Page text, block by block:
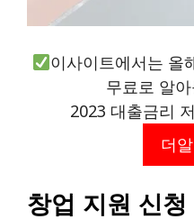
이사이트에서는 올
무료로 알
2023 대출금리
더
창업 지원 신청